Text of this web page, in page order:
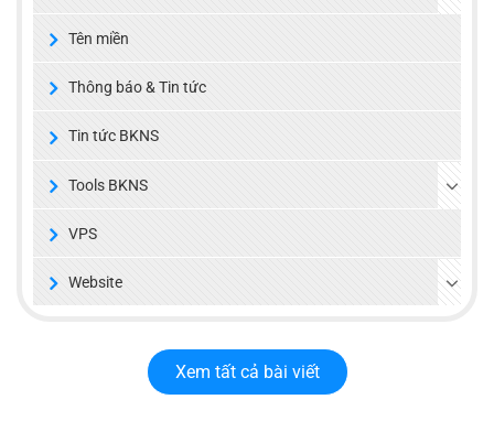
Tên miền
Thông báo & Tin tức
Tin tức BKNS
Tools BKNS
VPS
Website
Xem tất cả bài viết